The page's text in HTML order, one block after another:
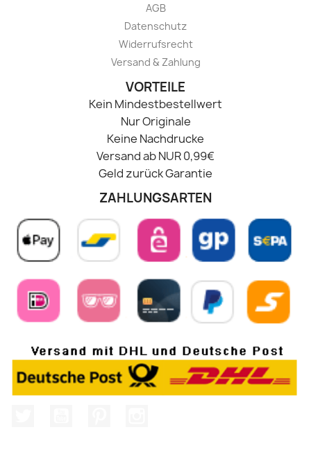
AGB
Datenschutz
Widerrufsrecht
Versand & Zahlung
VORTEILE
Kein Mindestbestellwert
Nur Originale
Keine Nachdrucke
Versand ab NUR 0,99€
Geld zurück Garantie
ZAHLUNGSARTEN